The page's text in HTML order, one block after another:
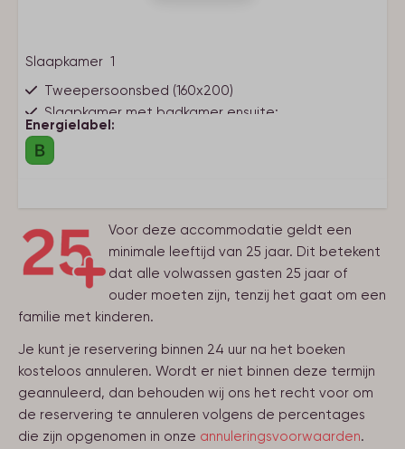
Buiten speeltuin
Kindvriendelijk
Babybedje (opklapbaar)
Soort verblijf
Vakantiehuis
Combi magnetron
Vaatwasser
Koelkast
Vriesvakje/vriezer
Slaapkamer 1
Tweepersoonsbed (160x200)
Slaapkamer met badkamer ensuite:
1e Etage
Wastafel: 1
Douche: 1
Gasten toilet
Slaapkamer 2
Tweepersoonsbed (160x200)
Slaapkamer 3
Energielabel:
Voor deze accommodatie geldt een
minimale leeftijd van 25 jaar. Dit betekent
dat alle volwassen gasten 25 jaar of
ouder moeten zijn, tenzij het gaat om een
familie met kinderen.
Je kunt je reservering binnen 24 uur na het boeken
kosteloos annuleren. Wordt er niet binnen deze termijn
geannuleerd, dan behouden wij ons het recht voor om
de reservering te annuleren volgens de percentages
die zijn opgenomen in onze annuleringsvoorwaarden.